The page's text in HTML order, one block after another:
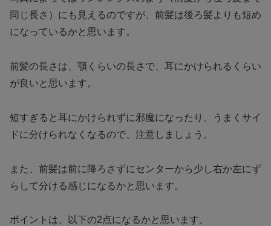
同じ長さ）にも見えるのですが、前髪は後ろ髪よりも短め
になっているかと思います。
前髪の長さは、顎くらいの長さで、耳にかけられるくらい
が良いと思います。
短すぎると耳にかけられずに邪魔になったり、うまくサイ
ドに分けられなくなるので、注意しましょう。
また、前髪は前に降ろさずにセンターから少し右か左にず
らして分ける感じになるかと思います。
ポイントは、以下の2点になるかと思います。